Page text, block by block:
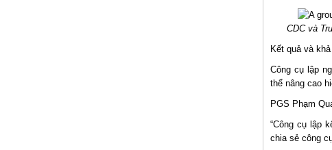
CDC và
Kết quả và
Công cụ lập
thể nâng cao
PGS Phạm
“Công cụ lập
chia sẻ công